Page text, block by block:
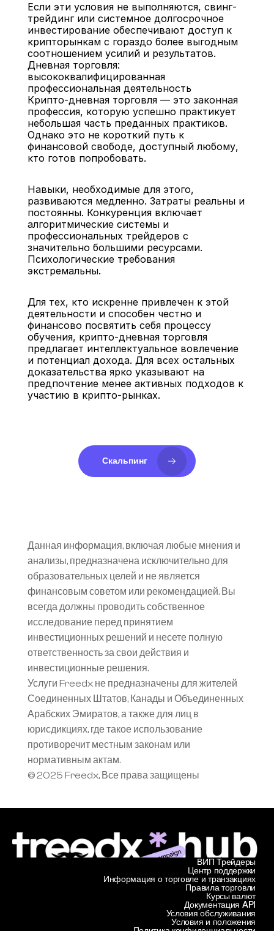
Если эти условия не выполняются, свинг-
трейдинг или системное долгосрочное
инвестирование обеспечивают доступ к
крипторынкам с гораздо более выгодным
соотношением усилий и результатов.
Дневная торговля:
высококвалифицированная
профессиональная деятельность
Крипто-дневная торговля — это законная
профессия, которую успешно практикует
небольшая часть преданных практиков.
Однако это не короткий путь к
финансовой свободе, доступный любому,
кто готов попробовать.
Навыки, необходимые для этого,
развиваются медленно. Затраты реальны и
постоянны. Конкуренция включает
алгоритмические системы и
профессиональных трейдеров с
значительно большими ресурсами.
Психологические требования
экстремальны.
Для тех, кто искренне привлечен к этой
деятельности и способен честно и
финансово посвятить себя процессу
обучения, крипто-дневная торговля
предлагает интеллектуальное вовлечение
и потенциал дохода. Для всех остальных
доказательства ярко указывают на
предпочтение менее активных подходов к
участию в крипто-рынках.
Скальпинг
Данная информация, включая любые мнения и
анализы, предназначена исключительно для
образовательных целей и не является
финансовым советом или рекомендацией. Вы
всегда должны проводить собственное
исследование перед принятием
инвестиционных решений и несете полную
ответственность за свои действия и
инвестиционные решения.
Услуги Freedx не предназначены для жителей
Соединенных Штатов, Канады и Объединенных
Арабских Эмиратов, а также для лиц в
юрисдикциях, где такое использование
противоречит местным законам или
нормативным актам.
© 2025 Freedx, Все права защищены
Центр поддержки
Информация о торговле и транзакциях
ВИП Трейдеры
Правила торговли
Курсы валют
Документация API
Условия обслуживания
Условия и положения